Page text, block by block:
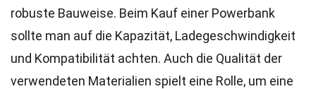
robuste Bauweise. Beim Kauf einer Powerbank
sollte man auf die Kapazität, Ladegeschwindigkeit
und Kompatibilität achten. Auch die Qualität der
verwendeten Materialien spielt eine Rolle, um eine